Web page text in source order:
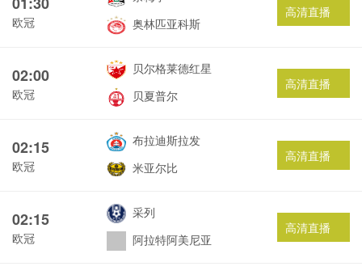
欧冠
奥林匹亚科斯
高清直播
02:00
欧冠
贝尔格莱德红星
贝夏普尔
高清直播
02:15
欧冠
布拉迪斯拉发
米亚尔比
高清直播
02:15
欧冠
采列
阿拉特阿美尼亚
高清直播